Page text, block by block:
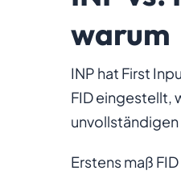
warum
INP hat First
FID eingestellt,
Erstens maß